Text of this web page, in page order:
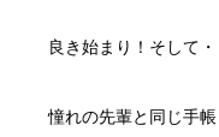
良き始まり！そして・
憧れの先輩と同じ手